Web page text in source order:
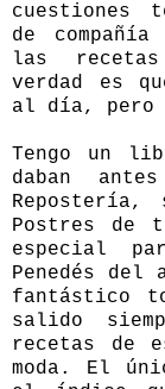
cuestiones
de
las
verdad es
al día, pero
Tengo un
daban
Repostería,
Postres de
especial
Penedés
fantástico
salido
recetas de
moda. El